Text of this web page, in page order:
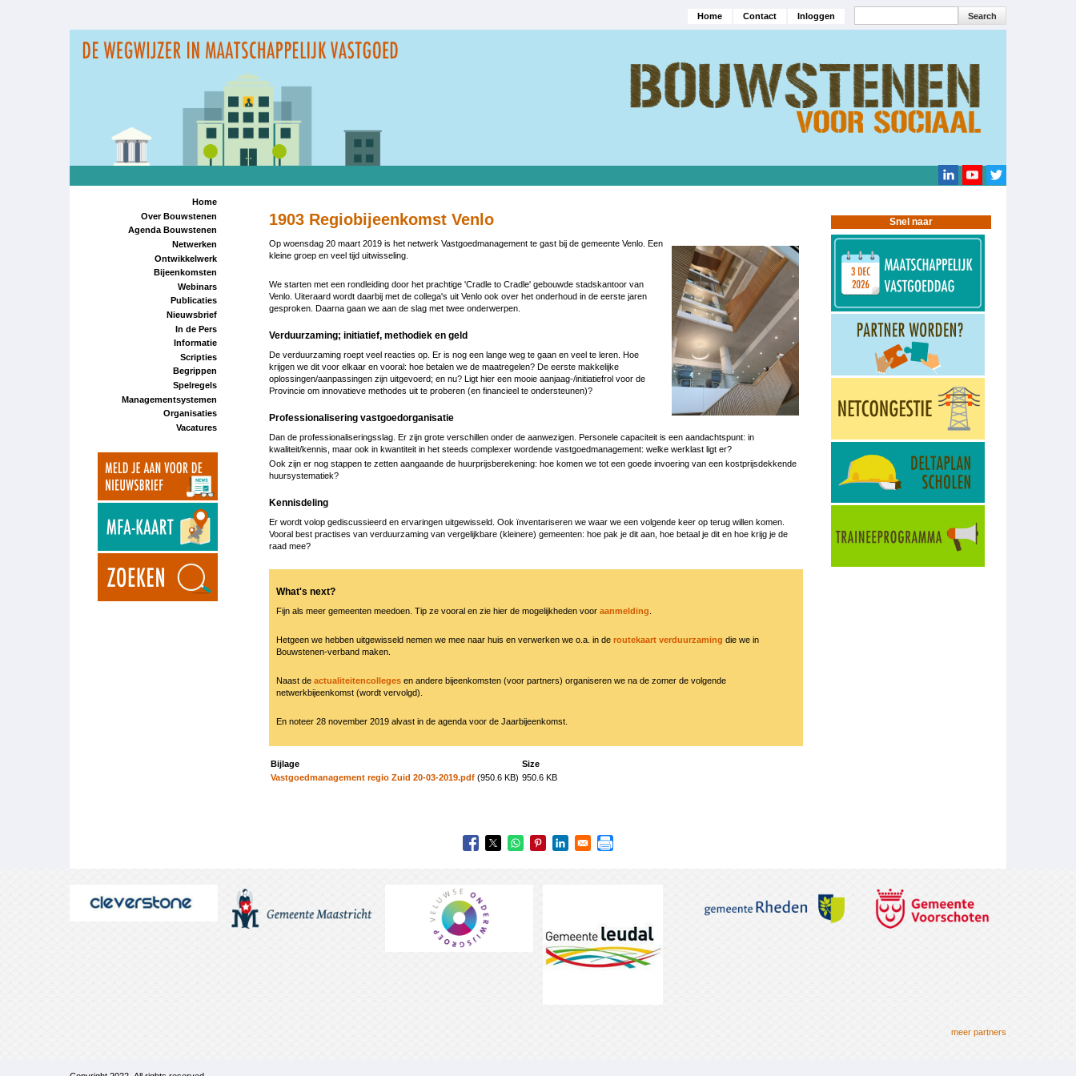
Search
Hoofdnavigatie
Home Contact Inloggen
Home
Over Bouwstenen
Agenda Bouwstenen
Netwerken
Ontwikkelwerk
Bijeenkomsten
Webinars
Publicaties
Nieuwsbrief
In de Pers
Informatie
Scripties
Begrippen
Spelregels
Managementsystemen
Organisaties
Vacatures
1903 Regiobijeenkomst Venlo
Op woensdag 20 maart 2019 is het netwerk Vastgoedmanagement te gast bij de gemeente Venlo. Een
kleine groep en veel tijd uitwisseling.
We starten met een rondleiding door het prachtige 'Cradle to Cradle' gebouwde stadskantoor van
Venlo. Uiteraard wordt daarbij met de collega's uit Venlo ook over het onderhoud in de eerste jaren
gesproken. Daarna gaan we aan de slag met twee onderwerpen.
Verduurzaming; initiatief, methodiek en geld
De verduurzaming roept veel reacties op. Er is nog een lange weg te gaan en veel te leren. Hoe
krijgen we dit voor elkaar en vooral: hoe betalen we de maatregelen? De eerste makkelijke
oplossingen/aanpassingen zijn uitgevoerd; en nu? Ligt hier een mooie aanjaag-/initiatiefrol voor de
Provincie om innovatieve methodes uit te proberen (en financieel te ondersteunen)?
Professionalisering vastgoedorganisatie
Dan de professionaliseringsslag. Er zijn grote verschillen onder de aanwezigen. Personele capaciteit is een aandachtspunt: in
kwaliteit/kennis, maar ook in kwantiteit in het steeds complexer wordende vastgoedmanagement: welke werklast ligt er?
Ook zijn er nog stappen te zetten aangaande de huurprijsberekening: hoe komen we tot een goede invoering van een kostprijsdekkende
huursystematiek?
Kennisdeling
Er wordt volop gediscussieerd en ervaringen uitgewisseld. Ook ïnventariseren we waar we een volgende keer op terug willen komen.
Vooral best practises van verduurzaming van vergelijkbare (kleinere) gemeenten: hoe pak je dit aan, hoe betaal je dit en hoe krijg je de
raad mee?
What's next?
Fijn als meer gemeenten meedoen. Tip ze vooral en zie hier de mogelijkheden voor aanmelding
Hetgeen we hebben uitgewisseld nemen we mee naar huis en verwerken we o.a. in de routekaart verduurzaming die we in
Bouwstenen-verband maken.
Naast de actualiteitencolleges en andere bijeenkomsten (voor partners) organiseren we na de zomer de volgende
netwerkbijeenkomst (wordt vervolgd).
En noteer 28 november 2019 alvast in de agenda voor de Jaarbijeenkomst.
Bijlage
Size
Vastgoedmanagement regio Zuid 20-03-2019.pdf (950.6 KB) 950.6 KB
Snel naar
meer partners